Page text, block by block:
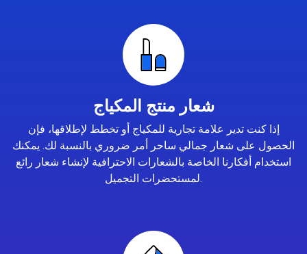
شعار منتج المكياج
إذا كنت تدير علامة تجارية للمكياج أو تخطط لإطلاقها، فإن
الحصول على شعار جمالي ساحر أمر ضروري بالنسبة لك. يمكنك
استخدام أفكارنا الخاصة بالشعارات الاحترافية لإنشاء شعار رائع
لمستحضرات التجميل.